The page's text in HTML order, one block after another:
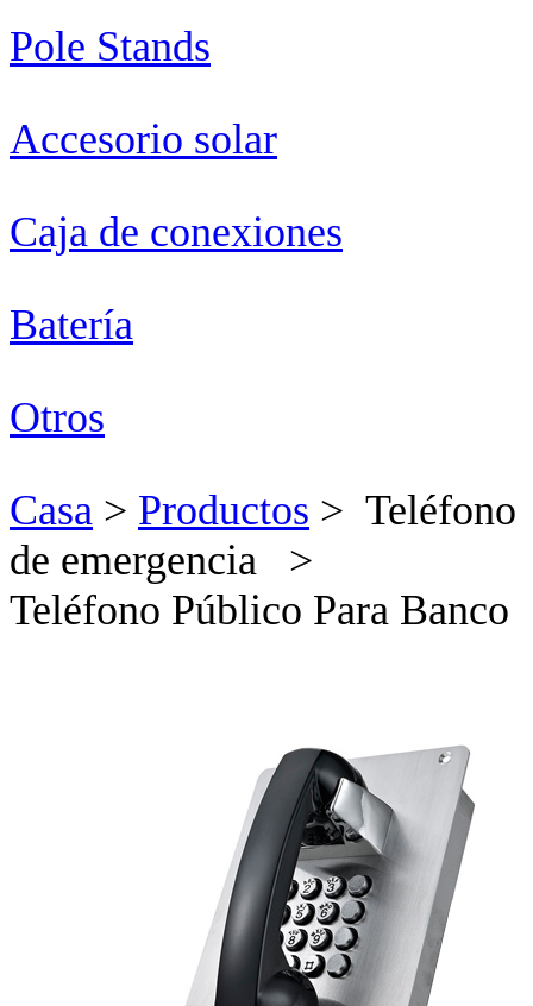
Pole Stands
Accesorio solar
Caja de conexiones
Batería
Otros
Casa > Productos > Teléfono
de emergencia >
Teléfono Público Para Banco